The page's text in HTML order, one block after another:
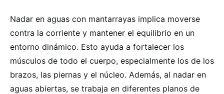
Nadar en aguas con mantarrayas implica moverse
contra la corriente y mantener el equilibrio en un
entorno dinámico. Esto ayuda a fortalecer los
músculos de todo el cuerpo, especialmente los de los
brazos, las piernas y el núcleo. Además, al nadar en
aguas abiertas, se trabaja en diferentes planos de